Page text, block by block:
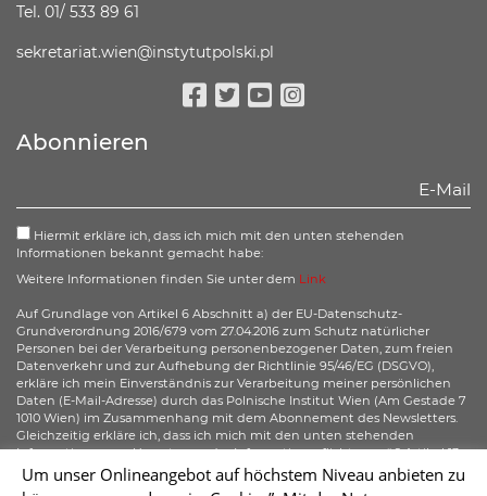
Tel. 01/ 533 89 61
sekretariat.wien@instytutpolski.pl
Abonnieren
Hiermit erkläre ich, dass ich mich mit den unten stehenden
Informationen bekannt gemacht habe:
Weitere Informationen finden Sie unter dem Link
Auf Grundlage von Artikel 6 Abschnitt a) der EU-Datenschutz-
Grundverordnung 2016/679 vom 27.04.2016 zum Schutz natürlicher
Personen bei der Verarbeitung personenbezogener Daten, zum freien
Datenverkehr und zur Aufhebung der Richtlinie 95/46/EG (DSGVO),
erkläre ich mein Einverständnis zur Verarbeitung meiner persönlichen
Daten (E-Mail-Adresse) durch das Polnische Institut Wien (Am Gestade 7
1010 Wien) im Zusammenhang mit dem Abonnement des Newsletters.
Gleichzeitig erkläre ich, dass ich mich mit den unten stehenden
Informationen zur Umsetzung der Informationspflicht gemäß Artikel 13
der DSGVO bezüglich der Verarbeitung meiner personenbezogenen
Daten bekannt gemacht habe und ich mir meiner gemäß der Artikel 15–
Um unser Onlineangebot auf höchstem Niveau anbieten zu